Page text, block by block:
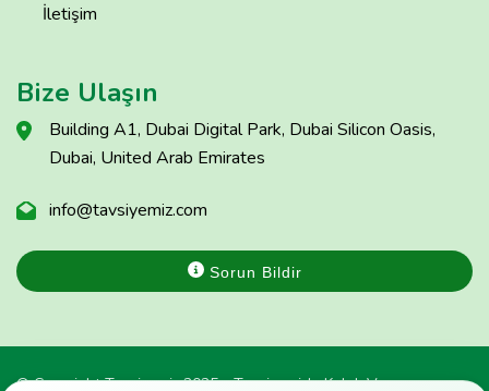
İletişim
Bize Ulaşın
Building A1, Dubai Digital Park, Dubai Silicon Oasis,
Dubai, United Arab Emirates
info@tavsiyemiz.com
Sorun Bildir
© Copyright Tavsiyemiz 2025 - Tavsiyemiz'e Kulak Ver